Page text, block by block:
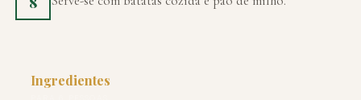
Ingredientes